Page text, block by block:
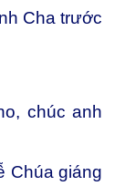
Cha trước
chúc anh
Chúa giáng